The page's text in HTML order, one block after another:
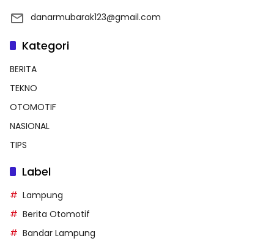
danarmubarak123@gmail.com
Kategori
BERITA
TEKNO
OTOMOTIF
NASIONAL
TIPS
Label
Lampung
Berita Otomotif
Bandar Lampung